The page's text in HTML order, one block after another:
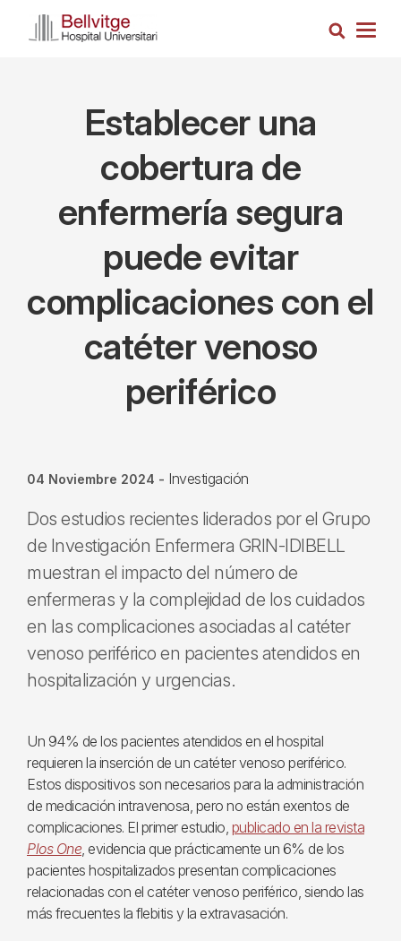
Busca
Establecer una
cobertura de
enfermería segura
puede evitar
complicaciones con el
catéter venoso
periférico
04 Noviembre 2024 - Investigación
Dos estudios recientes liderados por el Grupo
de Investigación Enfermera GRIN-IDIBELL
muestran el impacto del número de
enfermeras y la complejidad de los cuidados
en las complicaciones asociadas al catéter
venoso periférico en pacientes atendidos en
hospitalización y urgencias.
Un 94% de los pacientes atendidos en el hospital
requieren la inserción de un catéter venoso periférico.
Estos dispositivos son necesarios para la administración
de medicación intravenosa, pero no están exentos de
complicaciones. El primer estudio, publicado en la revista
Plos One, evidencia que prácticamente un 6% de los
pacientes hospitalizados presentan complicaciones
relacionadas con el catéter venoso periférico, siendo las
más frecuentes la flebitis y la extravasación.